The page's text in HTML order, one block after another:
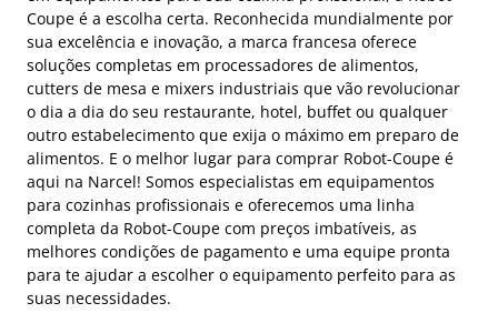
Coupe é a escolha certa. Reconhecida mundialmente por
sua excelência e inovação, a marca francesa oferece
soluções completas em processadores de alimentos,
cutters de mesa e mixers industriais que vão revolucionar
o dia a dia do seu restaurante, hotel, buffet ou qualquer
outro estabelecimento que exija o máximo em preparo de
alimentos. E o melhor lugar para comprar Robot-Coupe é
aqui na Narcel! Somos especialistas em equipamentos
para cozinhas profissionais e oferecemos uma linha
completa da Robot-Coupe com preços imbatíveis, as
melhores condições de pagamento e uma equipe pronta
para te ajudar a escolher o equipamento perfeito para as
suas necessidades.